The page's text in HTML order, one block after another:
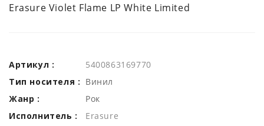
Erasure Violet Flame LP White Limited
Артикул :
5400863169770
Тип носителя : Винил
Жанр :
Рок
Исполнитель :
Erasure